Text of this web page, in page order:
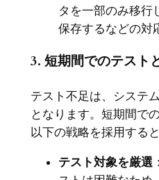
タを一部のみ移行
保存するなどの対
3. 短期間でのテスト
テスト不足は、システ
となります。短期間で
以下の戦略を採用する
テスト対象を厳選